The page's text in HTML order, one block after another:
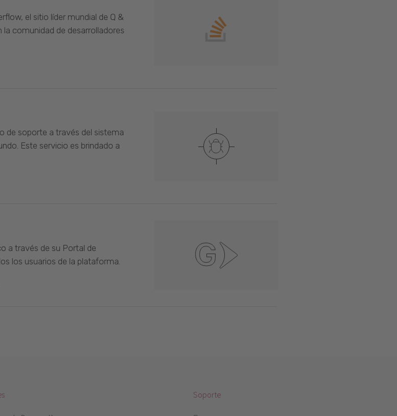
el sitio líder mundial de Q &
comunidad de desarrolladores
de soporte a través del sistema
Este servicio es brindado a
a través de su Portal de
los usuarios de la plataforma.
Soporte